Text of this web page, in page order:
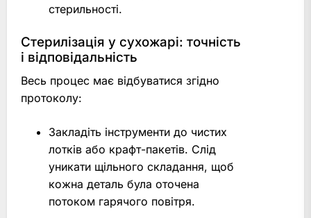
стерильності.
Стерилізація у сухожарі: точність
і відповідальність
Весь процес має відбуватися згідно
протоколу:
Закладіть інструменти до чистих
лотків або крафт-пакетів. Слід
уникати щільного складання, щоб
кожна деталь була оточена
потоком гарячого повітря.